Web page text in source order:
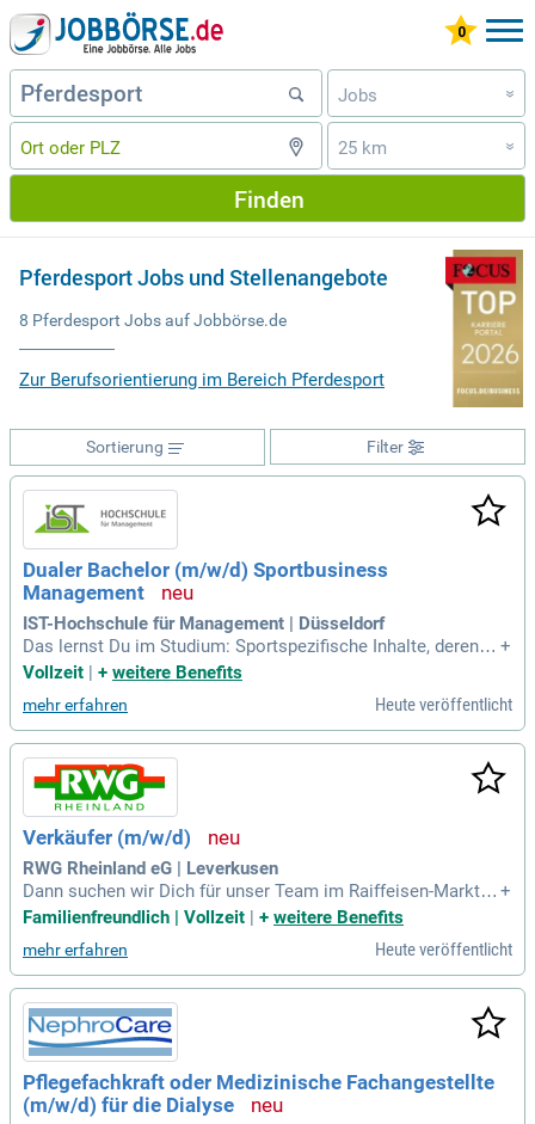
Jobs »
25 km »
Finden
Pferdesport Jobs und Stellenangebote
8 Pferdesport Jobs auf Jobbörse.de
Zur Berufsorientierung im Bereich Pferdesport
Filter
Sortierung
Dualer Bachelor (m/w/d) Sportbusiness
Management
IST-Hochschule für Management | Düsseldorf
Das lernst Du im Studium: Sportspezifische Inhalte, deren A
nteil besonders hoch ist; Managementkompetenzen für Leit
der Zeit wie „Digitalisierung im Sport“, „Sportmarketing“ ode
r „International Sportbusiness
+
Vollzeit | + weitere Benefits
mehr erfahren Heute veröffentlicht
Verkäufer (m/w/d)
RWG Rheinland eG | Leverkusen
Dann suchen wir Dich für unser Team im Raiffeisen-Markt L
everkusen als: Verkäufer (m/w/d): Im Bereich Reitsport und
dinnen und Kunden im Bereich Reitsport und Heimtier; Präse
ntation und Verkauf von
+
Familienfreundlich | Vollzeit
+ weitere Benefits
mehr erfahren Heute veröffentlicht
Pflegefachkraft oder Medizinische Fachangestellte
(m/w/d) für die Dialyse